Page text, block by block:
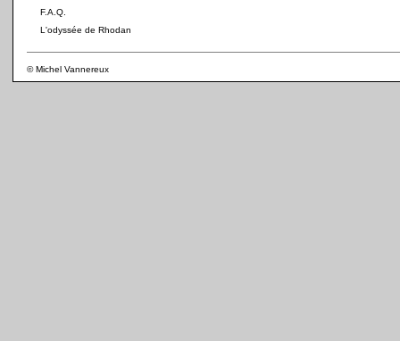
F.A.Q.
L'odyssée de Rhodan
© Michel Vannereux